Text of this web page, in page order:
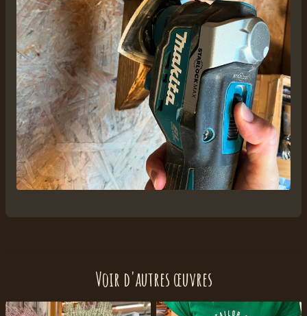
Voir d'autres œuvres